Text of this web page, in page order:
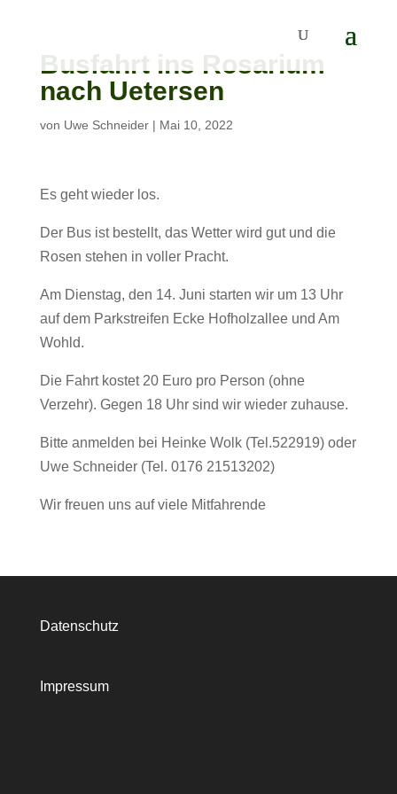
Busfahrt ins Rosarium
nach Uetersen
von Uwe Schneider| Mai 10, 2022
Es geht wieder los.
Der Bus ist bestellt, das Wetter wird gut und die
Rosen stehen in voller Pracht.
Am Dienstag, den 14. Juni starten wir um 13 Uhr
auf dem Parkstreifen Ecke Hofholzallee und Am
Wohld.
Die Fahrt kostet 20 Euro pro Person (ohne
Verzehr). Gegen 18 Uhr sind wir wieder zuhause.
Bitte anmelden bei Heinke Wolk (Tel.522919) oder
Uwe Schneider (Tel. 0176 21513202)
Wir freuen uns auf viele Mitfahrende
Datenschutz
Impressum